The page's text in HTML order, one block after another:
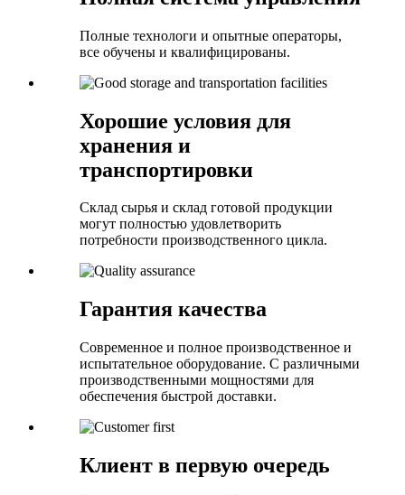
Полные технологи и опытные операторы,
все обучены и квалифицированы.
Хорошие условия для
хранения и
транспортировки
Склад сырья и склад готовой продукции
могут полностью удовлетворить
потребности производственного цикла.
Гарантия качества
Современное и полное производственное и
испытательное оборудование. С различными
производственными мощностями для
обеспечения быстрой доставки.
Клиент в первую очередь